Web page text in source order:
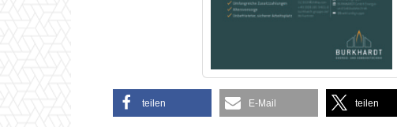
teilen E-Mail teilen